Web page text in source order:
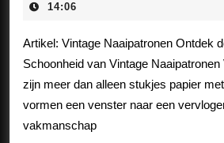
14:06
Artikel: Vintage Naaipatronen Ontdek
Schoonheid van Vintage
zijn meer dan alleen stukjes papier
vormen een venster naar een
vakmanschap